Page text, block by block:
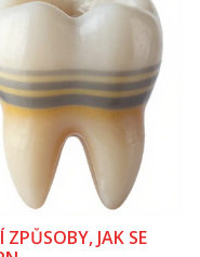
ZPŮSOBY, JAK SE